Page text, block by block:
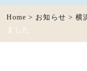
Home > お知らせ >横
ました